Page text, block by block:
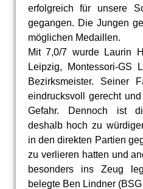
erfolgreich für unsere
gegangen. Die Jungen
möglichen Medaillen.
Mit 7,0/7 wurde Laurin
Leipzig, Montessori-GS
Bezirksmeister. Seiner
eindrucksvoll gerecht
Gefahr. Dennoch ist
deshalb hoch zu
in den direkten Partien
zu verlieren hatten und
besonders ins Zeug
belegte Ben Lindner